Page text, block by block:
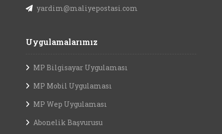
yardim@maliyepostasi.com
Uygulamalarımız
MP Bilgisayar Uygulaması
MP Mobil Uygulaması
MP Wep Uygulaması
Abonelik Başvurusu